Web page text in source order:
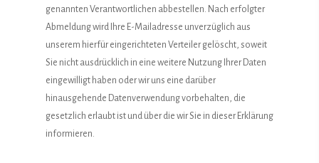
genannten Verantwortlichen abbestellen. Nach erfolgter
Abmeldung wird Ihre E-Mailadresse unverzüglich aus
unserem hierfür eingerichteten Verteiler gelöscht, soweit
Sie nicht ausdrücklich in eine weitere Nutzung Ihrer Daten
eingewilligt haben oder wir uns eine darüber
hinausgehende Datenverwendung vorbehalten, die
gesetzlich erlaubt ist und über die wir Sie in dieser Erklärung
informieren.